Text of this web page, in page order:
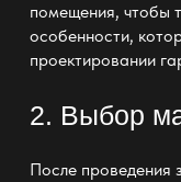
помещения, чтобы
особенности,
проектировании
2. Выбор
После проведения